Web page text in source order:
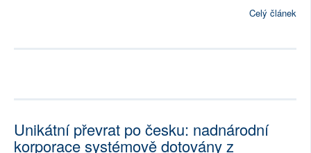
Celý článek
Unikátní převrat po česku: nadnárodní
korporace systémově dotovány z